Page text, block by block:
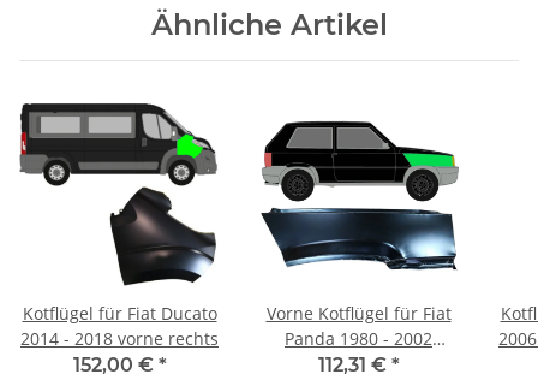
Ähnliche Artikel
Kotflügel für Fiat Ducato
2014 - 2018 vorne rechts
152,00 € *
Vorne Kotflügel für Fiat
Panda 1980 - 2002
rechts
112,31 € *